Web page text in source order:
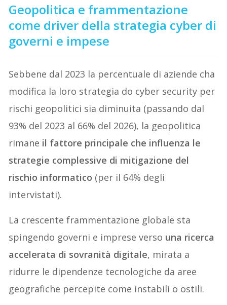
Geopolitica e frammentazione
come driver della strategia cyber di
governi e impese
Sebbene dal 2023 la percentuale di aziende cha
modifica la loro strategia do cyber security per
rischi geopolitici sia diminuita (passando dal
93% del 2023 al 66% del 2026), la geopolitica
rimane il fattore principale che influenza le
strategie complessive di mitigazione del
rischio informatico (per il 64% degli
intervistati).
La crescente frammentazione globale sta
spingendo governi e imprese verso una ricerca
accelerata di sovranità digitale, mirata a
ridurre le dipendenze tecnologiche da aree
geografiche percepite come instabili o ostili.